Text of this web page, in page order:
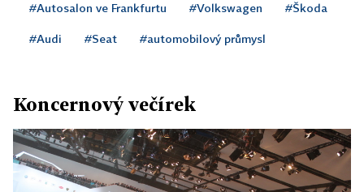
#Autosalon ve Frankfurtu #Volkswagen #Škoda
#Audi #Seat #automobilový průmysl
Koncernový večírek